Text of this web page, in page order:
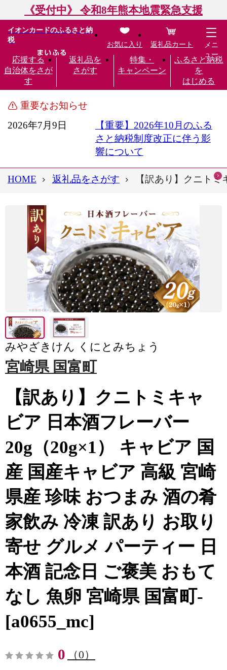
《受付中》 令和8年熊本地震緊急支援
イオンカードのふるさと納
税
応援する
自治体をさが
す
返礼品を
さがす
特集・
キャンペーン
ふるさと納税
を
はじめる
お気に入り 返礼品カート
メニ
ュー
重要なお知らせ
2026年7月9日
【重要】2026年10月のふる
さと納税制度改正に伴う影
響について
HOME 返礼品をさがす 【訳あり】クニト
みやざきけん くにとみちょう
宮崎県 国富町
【訳あり】クニトミキャ
ビア 日本酒フレーバー
20g（20g×1） キャビア 国
産 国産キャビア 高級 宮崎
県産 珍味 おつまみ 酒の肴
家飲み 冷凍 訳あり お取り
寄せ グルメ パーティー 日
本酒 記念日 ご褒美 おもて
なし 魚卵 宮崎県 国富町-
[a0655_mc]
0 （0）